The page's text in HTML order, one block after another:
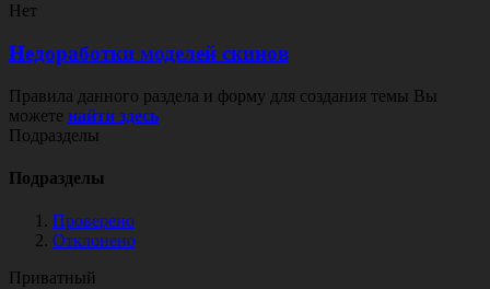
Нет
Недоработки моделей скинов
Правила данного раздела и форму для создания темы Вы
можете найти здесь
Подразделы
Подразделы
Проверено
Отклонено
Приватный